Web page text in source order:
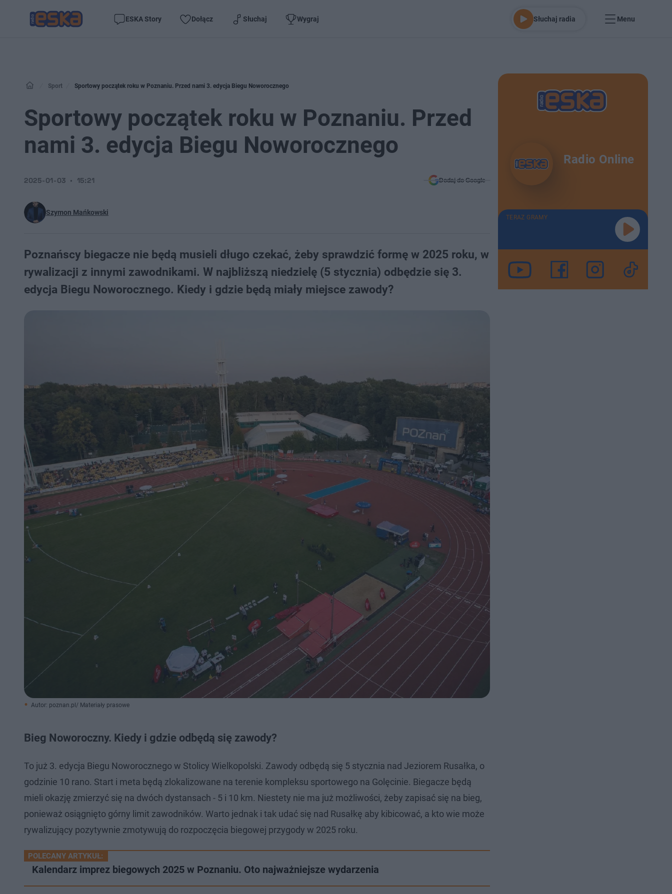
ESKA Story Dołącz Słuchaj Wygraj Słuchaj radia Menu
Sport Sportowy początek roku w Poznaniu. Przed nami 3. edycja Biegu Noworocznego
Sportowy początek roku w Poznaniu. Przed
nami 3. edycja Biegu Noworocznego
Szymon Mańkowski
2025-01-03 15:21 Dodaj do Google
Poznańscy biegacze nie będą musieli długo czekać, żeby sprawdzić formę w 2025 roku, w
rywalizacji z innymi zawodnikami. W najbliższą niedzielę (5 stycznia) odbędzie się 3.
edycja Biegu Noworocznego. Kiedy i gdzie będą miały miejsce zawody?
Autor: poznan.pl/ Materiały prasowe
Bieg Noworoczny. Kiedy i gdzie odbędą się zawody?
To już 3. edycja Biegu Noworocznego w Stolicy Wielkopolski. Zawody odbędą się 5 stycznia nad Jeziorem Rusałka, o
godzinie 10 rano. Start i meta będą zlokalizowane na terenie kompleksu sportowego na Golęcinie. Biegacze będą
mieli okazję zmierzyć się na dwóch dystansach - 5 i 10 km. Niestety nie ma już możliwości, żeby zapisać się na bieg,
ponieważ osiągnięto górny limit zawodników. Warto jednak i tak udać się nad Rusałkę aby kibicować, a kto wie może
rywalizujący pozytywnie zmotywują do rozpoczęcia biegowej przygody w 2025 roku.
POLECANY ARTYKUŁ:
Kalendarz imprez biegowych 2025 w Poznaniu. Oto najważniejsze wydarzenia
Radio Online
TERAZ GRAMY